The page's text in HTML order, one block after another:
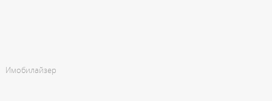
Имобилайзер